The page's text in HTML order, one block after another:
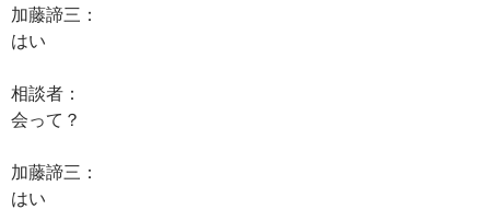
加藤諦三：
はい
相談者：
会って？
加藤諦三：
はい